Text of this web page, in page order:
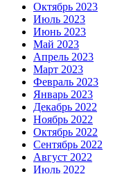
Октябрь 2023
Июль 2023
Июнь 2023
Май 2023
Апрель 2023
Март 2023
Февраль 2023
Январь 2023
Декабрь 2022
Ноябрь 2022
Октябрь 2022
Сентябрь 2022
Август 2022
Июль 2022